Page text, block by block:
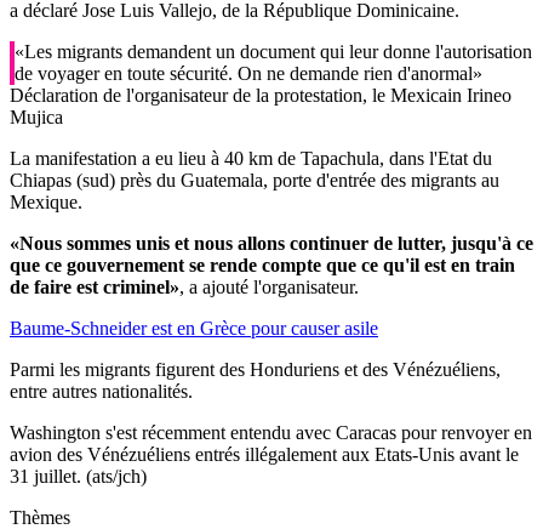
a déclaré Jose Luis Vallejo, de la République Dominicaine.
«Les migrants demandent un document qui leur donne l'autorisation
de voyager en toute sécurité. On ne demande rien d'anormal»
Déclaration de l'organisateur de la protestation, le Mexicain Irineo
Mujica
La manifestation a eu lieu à 40 km de Tapachula, dans l'Etat du
Chiapas (sud) près du Guatemala, porte d'entrée des migrants au
Mexique.
«Nous sommes unis et nous allons continuer de lutter, jusqu'à ce
que ce gouvernement se rende compte que ce qu'il est en train
de faire est criminel», a ajouté l'organisateur.
Baume-Schneider est en Grèce pour causer asile
Parmi les migrants figurent des Honduriens et des Vénézuéliens,
entre autres nationalités.
Washington s'est récemment entendu avec Caracas pour renvoyer en
avion des Vénézuéliens entrés illégalement aux Etats-Unis avant le
31 juillet. (ats/jch)
Thèmes